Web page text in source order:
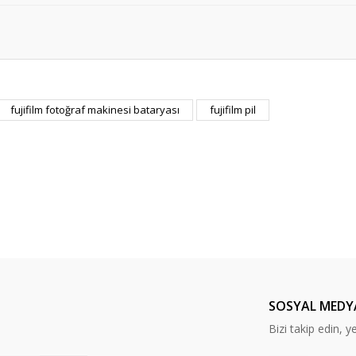
Bu ürüne ilk yorumu siz yapın!
fujifilm fotoğraf makinesi bataryası fujifilm pil
SOSYAL
Bizi takip edin,